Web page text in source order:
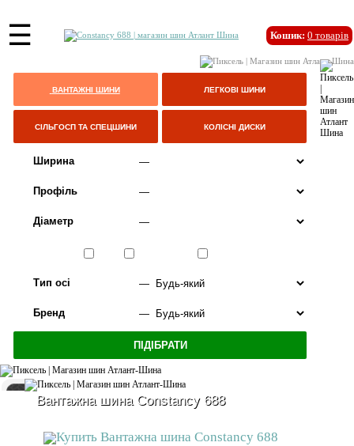
☰ Кошик: 0 товарів
ВАНТАЖНІ ШИНИ ЛЕГКОВІ ШИНИ
СІЛЬГОСП ТА СПЕЦШИНИ КОЛІСНІ ДИСКИ
Ширина
Профіль
Діаметр
Тип осі
Бренд
Вантажна шина Constancy 688